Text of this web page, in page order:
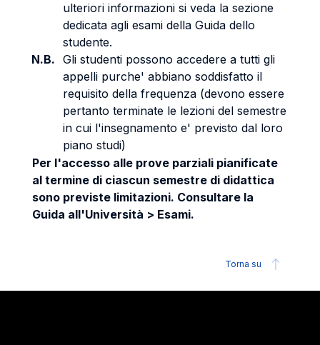
ulteriori informazioni si veda la sezione
dedicata agli esami della Guida dello
studente.
N.B. Gli studenti possono accedere a tutti gli
appelli purche' abbiano soddisfatto il
requisito della frequenza (devono essere
pertanto terminate le lezioni del semestre
in cui l'insegnamento e' previsto dal loro
piano studi)
Per l'accesso alle prove parziali pianificate
al termine di ciascun semestre di didattica
sono previste limitazioni. Consultare la
Guida all'Università > Esami.
Torna su